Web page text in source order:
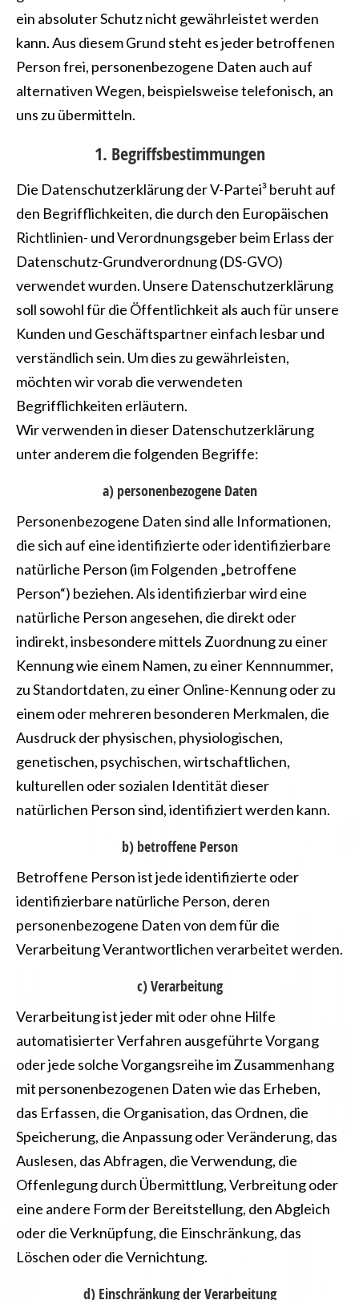
ein absoluter Schutz nicht gewährleistet werden
kann. Aus diesem Grund steht es jeder betroffenen
Person frei, personenbezogene Daten auch auf
alternativen Wegen, beispielsweise telefonisch, an
uns zu übermitteln.
1. Begriffsbestimmungen
Die Datenschutzerklärung der V-Partei³ beruht auf
den Begrifflichkeiten, die durch den Europäischen
Richtlinien- und Verordnungsgeber beim Erlass der
Datenschutz-Grundverordnung (DS-GVO)
verwendet wurden. Unsere Datenschutzerklärung
soll sowohl für die Öffentlichkeit als auch für unsere
Kunden und Geschäftspartner einfach lesbar und
verständlich sein. Um dies zu gewährleisten,
möchten wir vorab die verwendeten
Begrifflichkeiten erläutern.
Wir verwenden in dieser Datenschutzerklärung
unter anderem die folgenden Begriffe:
a) personenbezogene Daten
Personenbezogene Daten sind alle Informationen,
die sich auf eine identifizierte oder identifizierbare
natürliche Person (im Folgenden „betroffene
Person“) beziehen. Als identifizierbar wird eine
natürliche Person angesehen, die direkt oder
indirekt, insbesondere mittels Zuordnung zu einer
Kennung wie einem Namen, zu einer Kennnummer,
zu Standortdaten, zu einer Online-Kennung oder zu
einem oder mehreren besonderen Merkmalen, die
Ausdruck der physischen, physiologischen,
genetischen, psychischen, wirtschaftlichen,
kulturellen oder sozialen Identität dieser
natürlichen Person sind, identifiziert werden kann.
b) betroffene Person
Betroffene Person ist jede identifizierte oder
identifizierbare natürliche Person, deren
personenbezogene Daten von dem für die
Verarbeitung Verantwortlichen verarbeitet werden.
c) Verarbeitung
Verarbeitung ist jeder mit oder ohne Hilfe
automatisierter Verfahren ausgeführte Vorgang
oder jede solche Vorgangsreihe im Zusammenhang
mit personenbezogenen Daten wie das Erheben,
das Erfassen, die Organisation, das Ordnen, die
Speicherung, die Anpassung oder Veränderung, das
Auslesen, das Abfragen, die Verwendung, die
Offenlegung durch Übermittlung, Verbreitung oder
eine andere Form der Bereitstellung, den Abgleich
oder die Verknüpfung, die Einschränkung, das
Löschen oder die Vernichtung.
d) Einschränkung der Verarbeitung